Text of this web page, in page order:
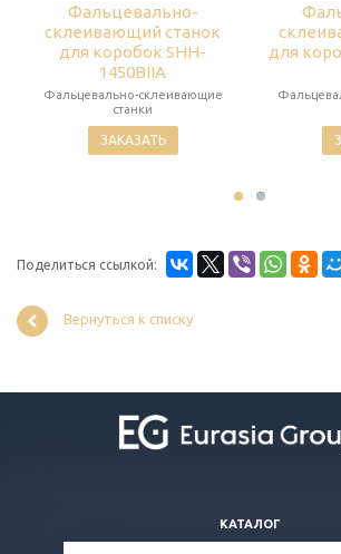
Фальцевально-
склеивающий станок
для коробок SHH-
1450BIIA
Фальцевально-склеивающие
станки
ЗАКАЗАТЬ
для
Поделиться ссылкой:
Вернуться к списку
КАТАЛОГ